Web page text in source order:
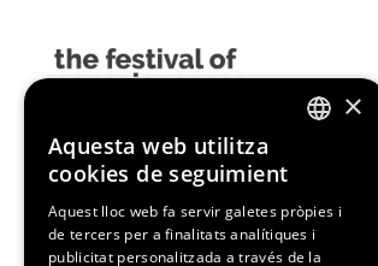
CATALAN
×
Aquesta web utilitza
cookies de seguimient
Aquest lloc web fa servir galetes pròpies i
de tercers per a finalitats analítiques i
publicitat personalitzada a través de la